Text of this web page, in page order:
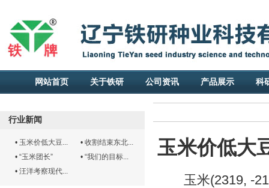
网站首页 关于铁研 公司资讯 产品展示 科
行业新闻
• 玉米价低大豆... • 收割结束东北...
• “玉米团长” • “我们的目标...
• 汪洋考察现代...
玉米价低大
玉米(2319, -